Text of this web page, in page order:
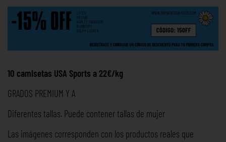
10 camisetas USA Sports a 22€/kg
GRADOS PREMIUM Y A
Diferentes tallas. Puede contener tallas de mujer
Las imágenes corresponden con los productos reales que